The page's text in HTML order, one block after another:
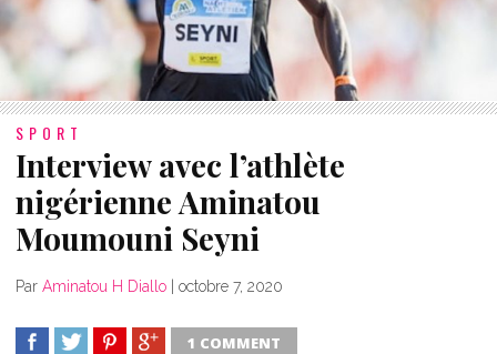
SPORT
Interview avec l’athlète
nigérienne Aminatou
Moumouni Seyni
Par Aminatou H Diallo | octobre 7, 2020
1 COMMENT